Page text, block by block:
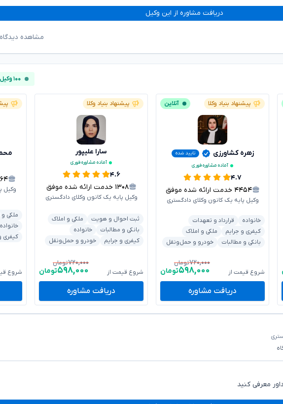
دریافت مشاوره از این وکیل
مشاهده
۱۰۰ وکیل آنلاین
پیشنهاد بنیاد وکلا آنلاین
زهره کشاورزی
تایید شده
آماده مشاوره فوری
۴.۷
۴۴۵۴ خدمت ارائه شده موفق
وکیل پایه یک کانون وکلای دادگستری
خانواده
قرارداد و تعهدات
کیفری و جرایم
ملکی و املاک
بانکی و مطالبات
خودرو و حمل‌ونقل
شروع قیمت از
۷۲۰,۰۰۰تومان
۵۹۸,۰۰۰تومان
دریافت مشاوره
پیشنهاد بنیاد وکلا
سارا علیپور
آماده مشاوره فوری
۴.۶
۱۳۰۸ خدمت ارائه شده موفق
وکیل پایه یک کانون وکلای دادگستری
ثبت احوال و هویت
ملکی و املاک
بانکی و مطالبات
خانواده
کیفری و جرایم
خودرو و حمل‌ونقل
شروع قیمت از
۷۲۰,۰۰۰تومان
۵۹۸,۰۰۰تومان
دریافت مشاوره
وکیل
ملکی و
خانواده
کیفری
شروع
معرفی کنید